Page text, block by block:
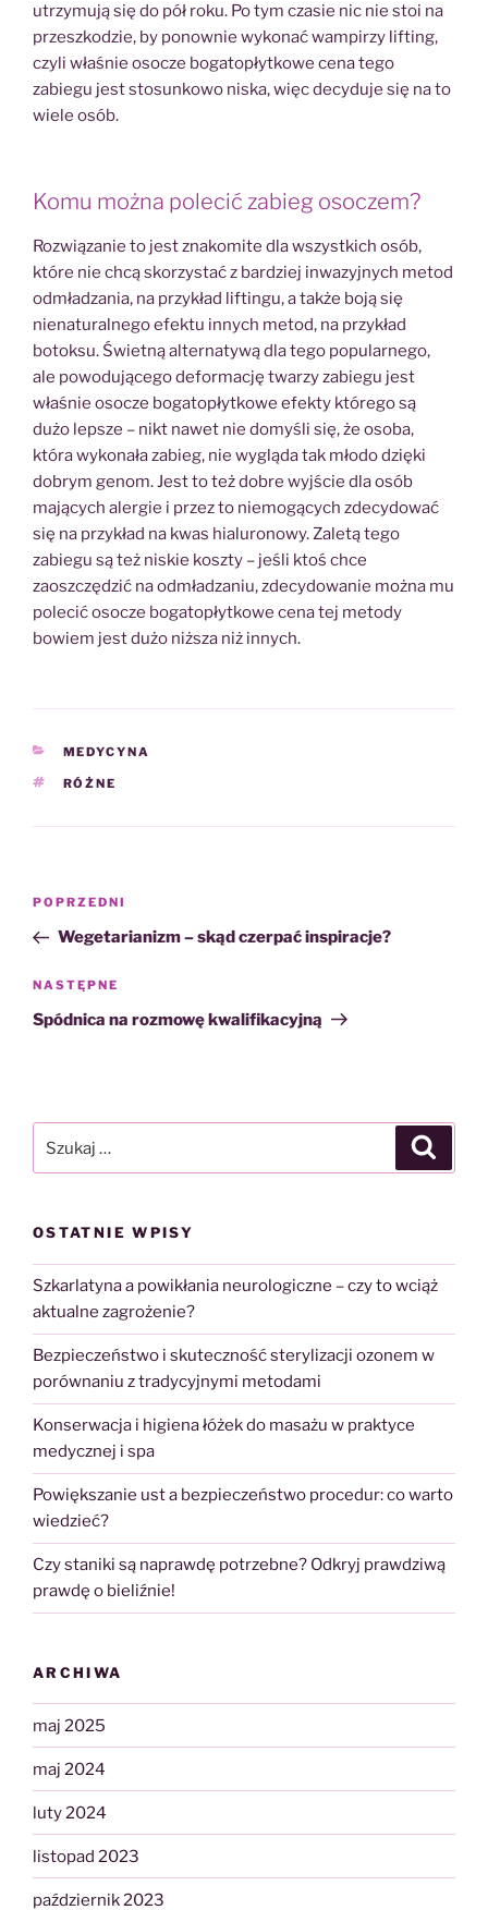
utrzymują się do pół roku. Po tym czasie nic nie stoi na
przeszkodzie, by ponownie wykonać wampirzy lifting,
czyli właśnie osocze bogatopłytkowe cena tego
zabiegu jest stosunkowo niska, więc decyduje się na to
wiele osób.
Komu można polecić zabieg osoczem?
Rozwiązanie to jest znakomite dla wszystkich osób,
które nie chcą skorzystać z bardziej inwazyjnych metod
odmładzania, na przykład liftingu, a także boją się
nienaturalnego efektu innych metod, na przykład
botoksu. Świetną alternatywą dla tego popularnego,
ale powodującego deformację twarzy zabiegu jest
właśnie osocze bogatopłytkowe efekty którego są
dużo lepsze – nikt nawet nie domyśli się, że osoba,
która wykonała zabieg, nie wygląda tak młodo dzięki
dobrym genom. Jest to też dobre wyjście dla osób
mających alergie i przez to niemogących zdecydować
się na przykład na kwas hialuronowy. Zaletą tego
zabiegu są też niskie koszty – jeśli ktoś chce
zaoszczędzić na odmładzaniu, zdecydowanie można mu
polecić osocze bogatopłytkowe cena tej metody
bowiem jest dużo niższa niż innych.
KATEGORIE
MEDYCYNA
TAGI
RÓŻNE
Nawigacja
Poprzedni
wpis
POPRZEDNI
Wegetarianizm – skąd czerpać inspiracje?
Następny
wpis
NASTĘPNE
Spódnica na rozmowę kwalifikacyjną
OSTATNIE WPISY
Szkarlatyna a powikłania neurologiczne – czy to wciąż
aktualne zagrożenie?
Bezpieczeństwo i skuteczność sterylizacji ozonem w
porównaniu z tradycyjnymi metodami
Konserwacja i higiena łóżek do masażu w praktyce
medycznej i spa
Powiększanie ust a bezpieczeństwo procedur: co warto
wiedzieć?
Czy staniki są naprawdę potrzebne? Odkryj prawdziwą
prawdę o bieliźnie!
ARCHIWA
maj 2025
maj 2024
luty 2024
listopad 2023
październik 2023